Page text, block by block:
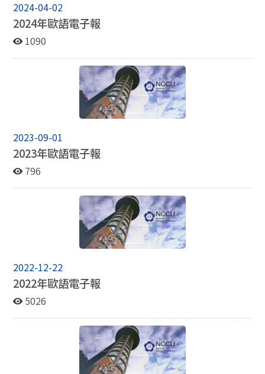
2024-04-02
2024年歐語電子報
1090
2023-09-01
2023年歐語電子報
796
2022-12-22
2022年歐語電子報
5026